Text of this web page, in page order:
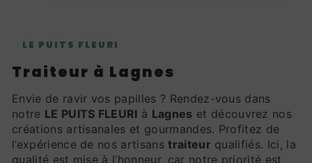
LE PUITS FLEURI
traiteur à Lagnes
Envie de ravir vos papilles ? Rendez-vous dans
notre LE PUITS FLEURI à Lagnes et découvrez nos
créations artisanales et gourmandes. Profitez de
l’expérience de nos artisanstraiteur qualifiés. Ici, la
qualité est mise à l’honneur, car notre priorité est